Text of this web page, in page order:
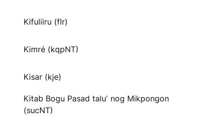
Kifuliiru (flr)
Kimré (kqpNT)
Kisar (kje)
Kitab Bogu Pasad taluʼ nog Mikpongon
(sucNT)